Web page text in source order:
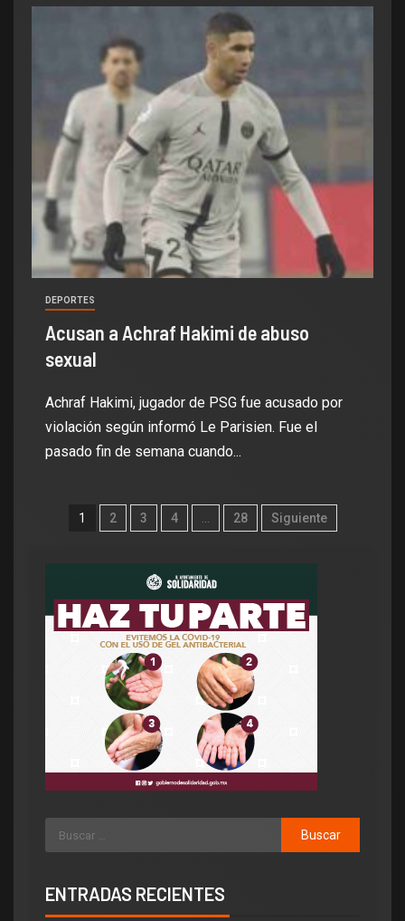
DEPORTES
Acusan a Achraf Hakimi de abuso
sexual
Achraf Hakimi, jugador de PSG fue acusado por
violación según informó Le Parisien. Fue el
pasado fin de semana cuando...
1 2 3 4 … 28 Siguiente
ENTRADAS RECIENTES